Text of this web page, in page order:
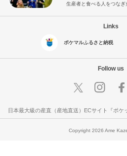
生産者と食べる人をつなぎ
Links
ポケマルふるさと納税
Follow us
日本最大級の産直（産地直送）ECサイト『ポケ
Copyright 2026 Ame